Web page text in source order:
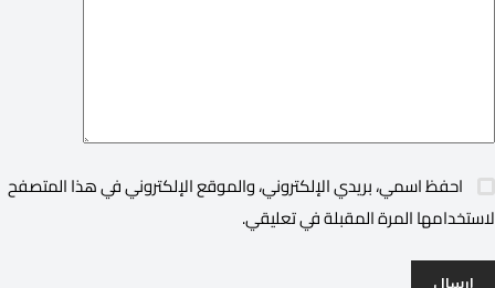
احفظ اسمي، بريدي الإلكتروني، والموقع الإلكتروني في هذا المتصفح
لاستخدامها المرة المقبلة في تعليقي.
إرسال